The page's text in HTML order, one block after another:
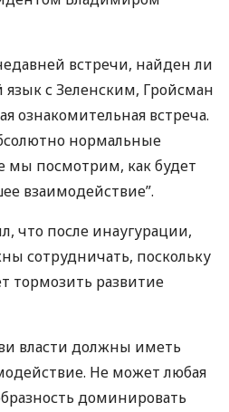
встречи, найден ли
с Зеленским, Гройсман
ознакомительная встреча.
нормальные
мы посмотрим, как будет
взаимодействие”.
что после инаугурации,
сотрудничать, поскольку
тормозить развитие
власти должны иметь
Не может любая
доминировать